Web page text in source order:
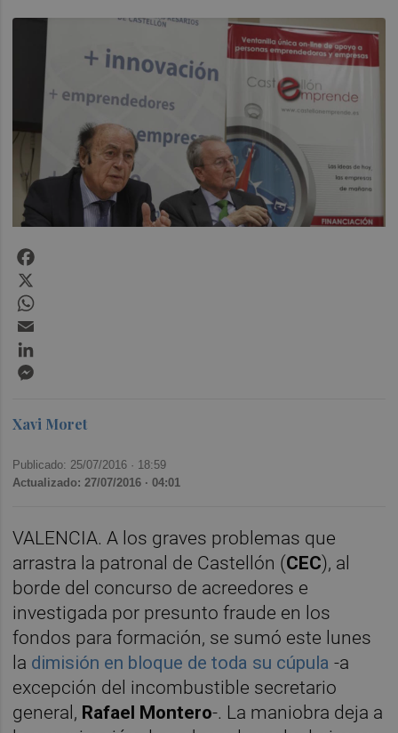
Xavi Moret
Publicado: 25/07/2016 · 18:59
Actualizado: 27/07/2016 · 04:01
VALENCIA. A los graves problemas que
arrastra la patronal de Castellón (CEC), al
borde del concurso de acreedores e
investigada por presunto fraude en los
fondos para formación, se sumó este lunes
la dimisión en bloque de toda su cúpula -a
excepción del incombustible secretario
general, Rafael Montero-. La maniobra deja a